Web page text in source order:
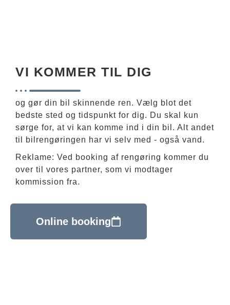
VI KOMMER TIL DIG
og gør din bil skinnende ren. Vælg blot det
bedste sted og tidspunkt for dig. Du skal kun
sørge for, at vi kan komme ind i din bil. Alt andet
til bilrengøringen har vi selv med - også vand.
Reklame: Ved booking af rengøring kommer du
over til vores partner, som vi modtager
kommission fra.
Online booking